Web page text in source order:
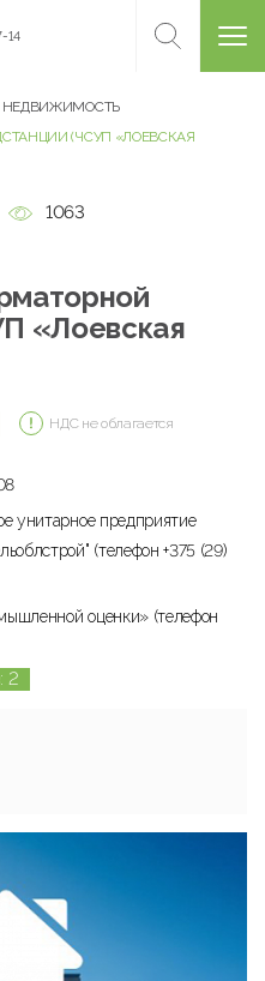
14
НЕДВИЖИМОСТЬ
(ЧСУП «ЛОЕВСКАЯ
1063
«Лоевская
НДС не облагается
унитарное предприятие
(телефон +375 (29)
оценки» (телефон
2